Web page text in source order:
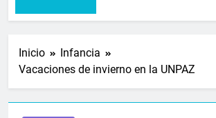
Inicio
Infancia
Vacaciones de invierno en la UNPAZ